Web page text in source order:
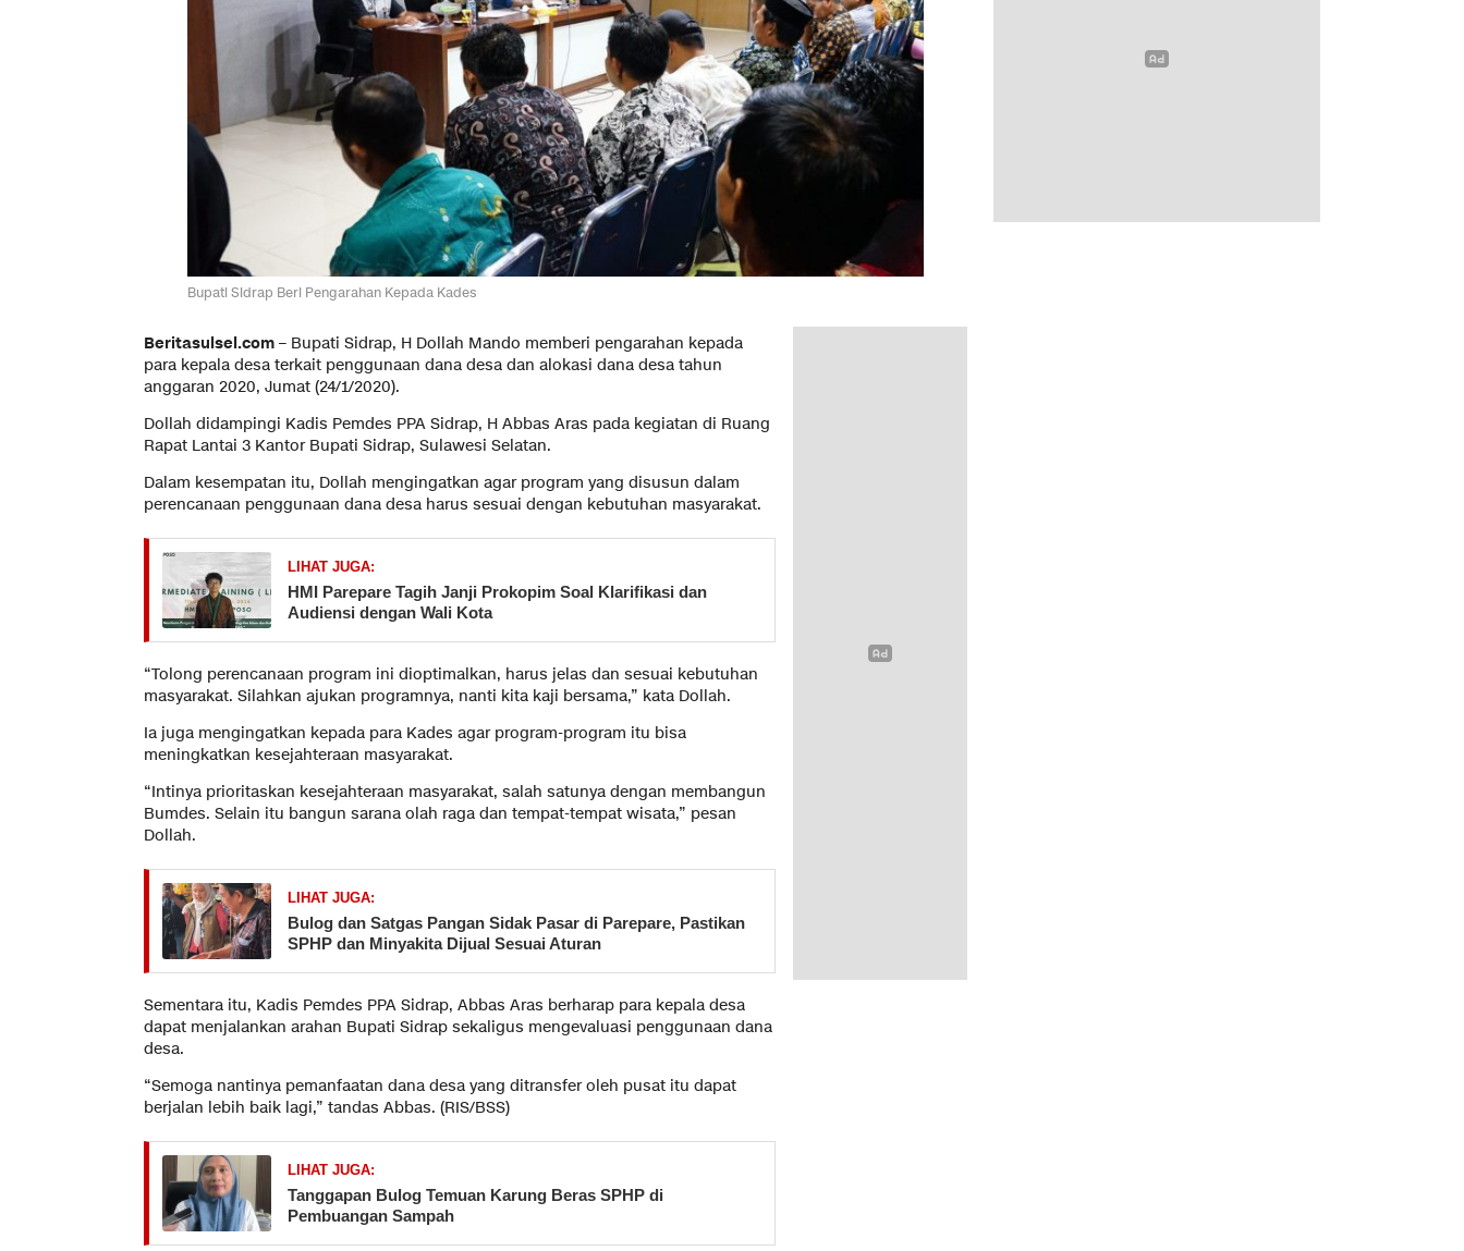
Bupati Sidrap Beri Pengarahan Kepada Kades
Beritasulsel.com – Bupati Sidrap, H Dollah Mando memberi pengarahan kepada
para kepala desa terkait penggunaan dana desa dan alokasi dana desa tahun
anggaran 2020, Jumat (24/1/2020).
Dollah didampingi Kadis Pemdes PPA Sidrap, H Abbas Aras pada kegiatan di Ruang
Rapat Lantai 3 Kantor Bupati Sidrap, Sulawesi Selatan.
Dalam kesempatan itu, Dollah mengingatkan agar program yang disusun dalam
perencanaan penggunaan dana desa harus sesuai dengan kebutuhan masyarakat.
LIHAT JUGA:
HMI Parepare Tagih Janji Prokopim Soal Klarifikasi dan
Audiensi dengan Wali Kota
“Tolong perencanaan program ini dioptimalkan, harus jelas dan sesuai kebutuhan
masyarakat. Silahkan ajukan programnya, nanti kita kaji bersama,” kata Dollah.
Ia juga mengingatkan kepada para Kades agar program-program itu bisa
meningkatkan kesejahteraan masyarakat.
“Intinya prioritaskan kesejahteraan masyarakat, salah satunya dengan membangun
Bumdes. Selain itu bangun sarana olah raga dan tempat-tempat wisata,” pesan
Dollah.
LIHAT JUGA:
Bulog dan Satgas Pangan Sidak Pasar di Parepare, Pastikan
SPHP dan Minyakita Dijual Sesuai Aturan
Sementara itu, Kadis Pemdes PPA Sidrap, Abbas Aras berharap para kepala desa
dapat menjalankan arahan Bupati Sidrap sekaligus mengevaluasi penggunaan dana
desa.
“Semoga nantinya pemanfaatan dana desa yang ditransfer oleh pusat itu dapat
berjalan lebih baik lagi,” tandas Abbas. (RIS/BSS)
LIHAT JUGA:
Tanggapan Bulog Temuan Karung Beras SPHP di
Pembuangan Sampah